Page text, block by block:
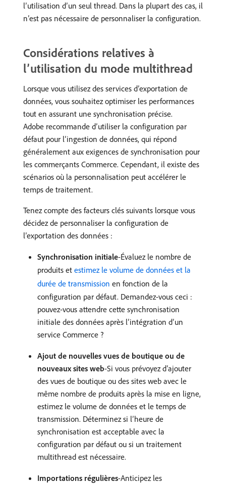
l’utilisation d’un seul thread. Dans la plupart des cas, il
n’est pas nécessaire de personnaliser la configuration.
Considérations relatives à
l’utilisation du mode multithread
Lorsque vous utilisez des services d’exportation de
données, vous souhaitez optimiser les performances
tout en assurant une synchronisation précise.
Adobe recommande d’utiliser la configuration par
défaut pour l’ingestion de données, qui répond
généralement aux exigences de synchronisation pour
les commerçants Commerce. Cependant, il existe des
scénarios où la personnalisation peut accélérer le
temps de traitement.
Tenez compte des facteurs clés suivants lorsque vous
décidez de personnaliser la configuration de
l’exportation des données :
Synchronisation initiale-Évaluez le nombre de
produits et estimez le volume de données et la
durée de transmission en fonction de la
configuration par défaut. Demandez-vous ceci :
pouvez-vous attendre cette synchronisation
initiale des données après l’intégration d’un
service Commerce ?
Ajout de nouvelles vues de boutique ou de
nouveaux sites web-Si vous prévoyez d’ajouter
des vues de boutique ou des sites web avec le
même nombre de produits après la mise en ligne,
estimez le volume de données et le temps de
transmission. Déterminez si l’heure de
synchronisation est acceptable avec la
configuration par défaut ou si un traitement
multithread est nécessaire.
Importations régulières-Anticipez les